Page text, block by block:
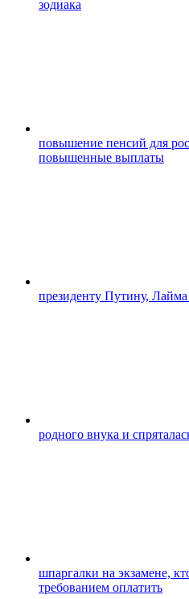
зодиака
повышение пенсий для
повышенные выплаты
президенту Путину,
родного внука и
шпаргалки на экзамене,
требованием оплатить